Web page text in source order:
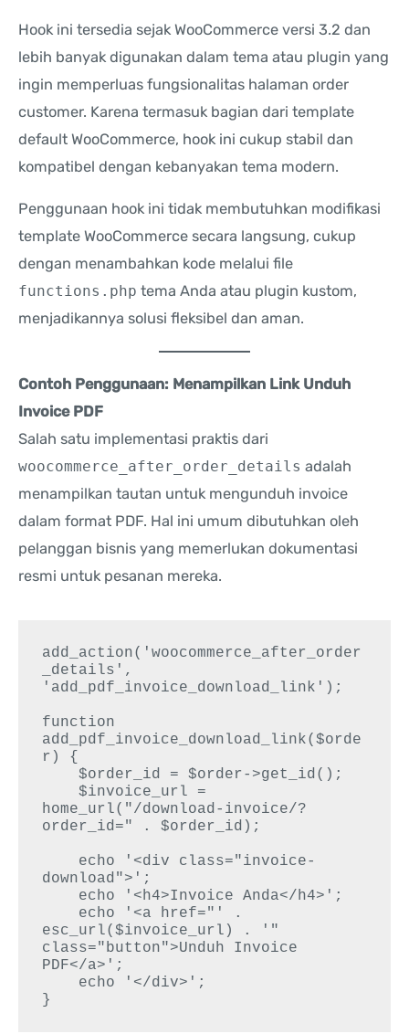
Hook ini tersedia sejak WooCommerce versi 3.2 dan
lebih banyak digunakan dalam tema atau plugin yang
ingin memperluas fungsionalitas halaman order
customer. Karena termasuk bagian dari template
default WooCommerce, hook ini cukup stabil dan
kompatibel dengan kebanyakan tema modern.
Penggunaan hook ini tidak membutuhkan modifikasi
template WooCommerce secara langsung, cukup
dengan menambahkan kode melalui file
functions.php tema Anda atau plugin kustom,
menjadikannya solusi fleksibel dan aman.
Contoh Penggunaan: Menampilkan Link Unduh
Invoice PDF
Salah satu implementasi praktis dari
woocommerce_after_order_details adalah
menampilkan tautan untuk mengunduh invoice
dalam format PDF. Hal ini umum dibutuhkan oleh
pelanggan bisnis yang memerlukan dokumentasi
resmi untuk pesanan mereka.
add_action('woocommerce_after_order
_details',
'add_pdf_invoice_download_link');
function
add_pdf_invoice_download_link($orde
r) {
    $order_id = $order->get_id();
    $invoice_url =
home_url("/download-invoice/?
order_id=" . $order_id);
download">';
esc_url($invoice_url) . '"
class="button">Unduh Invoice
PDF</a>';